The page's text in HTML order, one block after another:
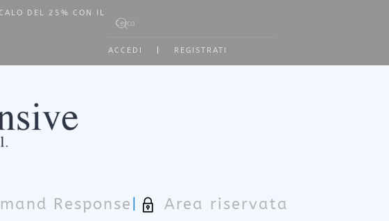
DEL 25% CON IL
ACCEDI
REGISTRATI
Response Area riservata